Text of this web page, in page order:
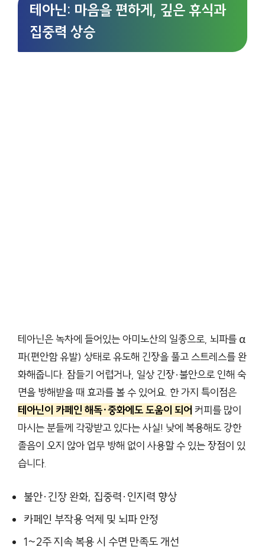
테아닌: 마음을 편하게, 깊은 휴식과
집중력 상승
테아닌은 녹차에 들어있는 아미노산의 일종으로, 뇌파를 α
파(편안함 유발) 상태로 유도해 긴장을 풀고 스트레스를 완
화해줍니다. 잠들기 어렵거나, 일상 긴장·불안으로 인해 숙
면을 방해받을 때 효과를 볼 수 있어요. 한 가지 특이점은
테아닌이 카페인 해독·중화에도 도움이 되어 커피를 많이
마시는 분들께 각광받고 있다는 사실! 낮에 복용해도 강한
졸음이 오지 않아 업무 방해 없이 사용할 수 있는 장점이 있
습니다.
불안·긴장 완화, 집중력·인지력 향상
카페인 부작용 억제 및 뇌파 안정
1~2주 지속 복용 시 수면 만족도 개선